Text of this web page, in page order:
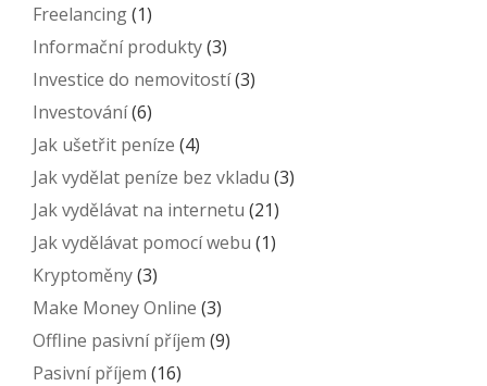
Freelancing(1)
Informační produkty(3)
Investice do nemovitostí(3)
Investování(6)
Jak ušetřit peníze (4)
Jak vydělat peníze bez vkladu (3)
Jak vydělávat na internetu (21)
Jak vydělávat pomocí webu (1)
Kryptoměny(3)
Make Money Online (3)
Offline pasivní příjem (9)
Pasivní příjem (16)